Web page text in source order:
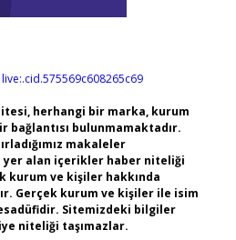
live:.cid.575569c608265c69
herhangi bir marka, kurum
bağlantısı bulunmamaktadır.
makaleler
yer alan içerikler haber niteliği
kurum ve kişiler hakkında
Gerçek kurum ve kişiler ile isim
Sitemizdeki bilgiler
niteliği taşımazlar.